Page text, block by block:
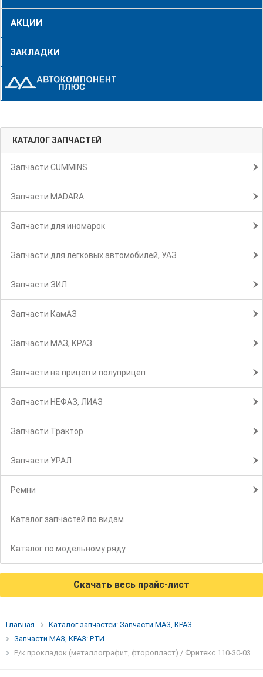
АКЦИИ
ЗАКЛАДКИ
КАТАЛОГ ЗАПЧАСТЕЙ
Запчасти CUMMINS
Запчасти MADARA
Запчасти для иномарок
Запчасти для легковых автомобилей, УАЗ
Запчасти ЗИЛ
Запчасти КамАЗ
Запчасти МАЗ, КРАЗ
Запчасти на прицеп и полуприцеп
Запчасти НЕФАЗ, ЛИАЗ
Запчасти Трактор
Запчасти УРАЛ
Ремни
Каталог запчастей по видам
Каталог по модельному ряду
Скачать весь прайс-лист
Главная
Каталог запчастей: Запчасти МАЗ, КРАЗ
Запчасти МАЗ, КРАЗ: РТИ
Р/к прокладок (металлографит, фторопласт) / Фритекс 110-30-03